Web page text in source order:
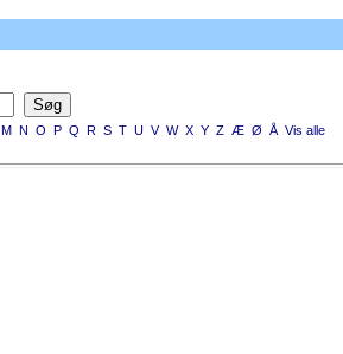
M N O P Q R S T U V W X Y Z Æ Ø Å Vis alle